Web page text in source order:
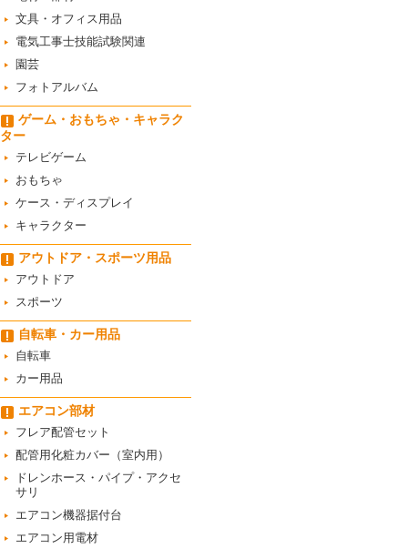
文具・オフィス用品
電気工事士技能試験関連
園芸
フォトアルバム
ゲーム・おもちゃ・キャラク
ター
テレビゲーム
おもちゃ
ケース・ディスプレイ
キャラクター
アウトドア・スポーツ用品
アウトドア
スポーツ
自転車・カー用品
自転車
カー用品
エアコン部材
フレア配管セット
配管用化粧カバー（室内用）
ドレンホース・パイプ・アクセ
サリ
エアコン機器据付台
エアコン用電材